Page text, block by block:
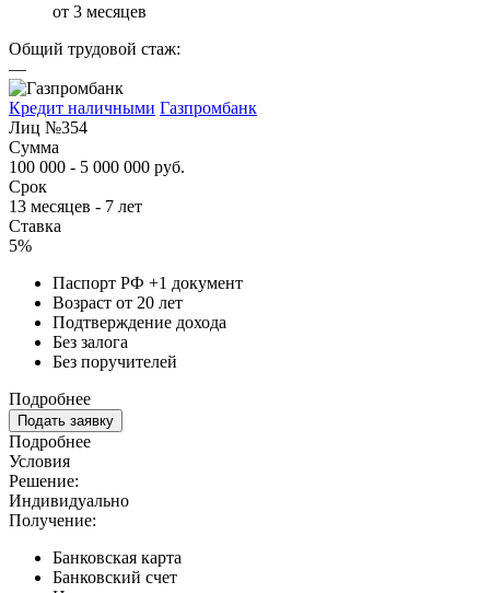
от 3 месяцев
Общий трудовой стаж:
—
Кредит наличными Газпромбанк
Лиц №354
Сумма
100 000 - 5 000 000 руб.
Срок
13 месяцев - 7 лет
Ставка
5%
Паспорт РФ +1 документ
Возраст от 20 лет
Подтверждение дохода
Без залога
Без поручителей
Подробнее
Подать заявку
Подробнее
Условия
Решение:
Индивидуально
Получение:
Банковская карта
Банковский счет